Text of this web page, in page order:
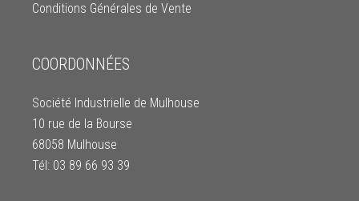
Conditions Générales de Vente
COORDONNÉES
Société Industrielle de Mulhouse
10 rue de la Bourse
68058 Mulhouse
Tél: 03 89 66 93 39